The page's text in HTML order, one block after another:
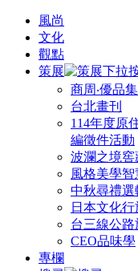
風尚
文化
觀點
策展
商周‧優品集
台北畫刊
114年度原
編徵件活動
波瀾之境窖
風格美學智
中秋尋禮選
日本文化行
台三線公路
CEO品味學
專欄